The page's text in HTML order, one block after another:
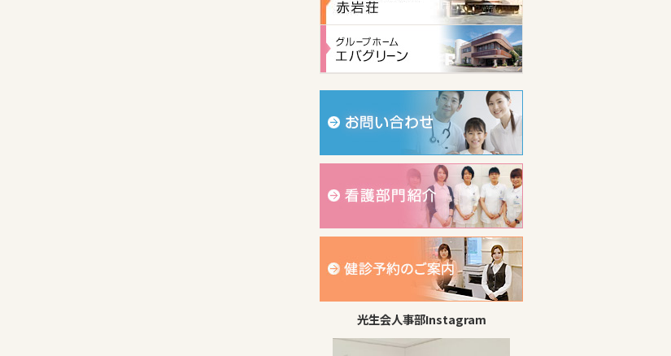
光生会人事部Instagram